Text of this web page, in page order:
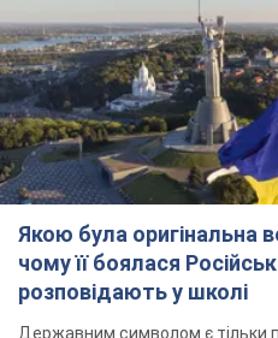
Якою була оригінальна
чому її боялася
розповідають у школі
Державним символом є тільки